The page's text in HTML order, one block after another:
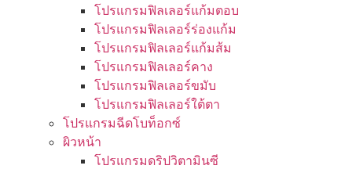
โปรแกรมฟิลเลอร์แก้มตอบ
โปรแกรมฟิลเลอร์ร่องแก้ม
โปรแกรมฟิลเลอร์แก้มส้ม
โปรแกรมฟิลเลอร์คาง
โปรแกรมฟิลเลอร์ขมับ
โปรแกรมฟิลเลอร์ใต้ตา
โปรแกรมฉีดโบท็อกซ์
ผิวหน้า
โปรแกรมดริปวิตามินซี